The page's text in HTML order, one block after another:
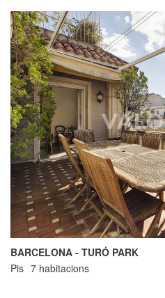
BARCELONA - TURÓ PARK
Pis 7 habitacions